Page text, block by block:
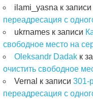
ilami_yasna к записи
переадресация с
ukrnames к записи
свободное место на
Oleksandr Dadak к
очистить свободное
Vernal к записи 301-
переадресация с